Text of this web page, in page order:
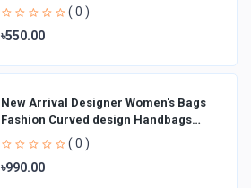
( 0 )
৳550.00
New Arrival Designer Women′s Bags
Fashion Curved design Handbags
Shoulder Bag La
( 0 )
৳990.00